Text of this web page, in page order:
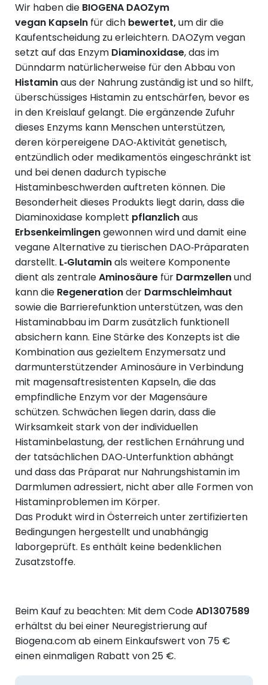
Wir haben die BIOGENA DAOZym
vegan Kapseln für dich bewertet,um dir die
Kaufentscheidung zu erleichtern. DAOZym vegan
setzt auf das Enzym Diaminoxidase, das im
Dünndarm natürlicherweise für den Abbau von
Histaminaus der Nahrung zuständig ist und so hilft,
überschüssiges Histamin zu entschärfen, bevor es
in den Kreislauf gelangt. Die ergänzende Zufuhr
dieses Enzyms kann Menschen unterstützen,
deren körpereigene DAO‑Aktivität genetisch,
entzündlich oder medikamentös eingeschränkt ist
und bei denen dadurch typische
Histaminbeschwerden auftreten können. Die
Besonderheit dieses Produkts liegt darin, dass die
Diaminoxidase komplett pflanzlichaus
Erbsenkeimlingengewonnen wird und damit eine
vegane Alternative zu tierischen DAO‑Präparaten
darstellt. L‑Glutaminals weitere Komponente
dient als zentraleAminosäure für Darmzellenund
kann die Regenerationder Darmschleimhaut
sowie die Barrierefunktion unterstützen, was den
Histaminabbau im Darm zusätzlich funktionell
absichern kann. Eine Stärke des Konzepts ist die
Kombination aus gezieltem Enzymersatz und
darmunterstützender Aminosäure in Verbindung
mit magensaftresistenten Kapseln, die das
empfindliche Enzym vor der Magensäure
schützen. Schwächen liegen darin, dass die
Wirksamkeit stark von der individuellen
Histaminbelastung, der restlichen Ernährung und
der tatsächlichen DAO‑Unterfunktion abhängt
und dass das Präparat nur Nahrungshistamin im
Darmlumen adressiert, nicht aber alle Formen von
Histaminproblemen im Körper.
Das Produkt wird in Österreich unter zertifizierten
Bedingungen hergestellt und unabhängig
laborgeprüft. Es enthält keine bedenklichen
Zusatzstoffe.
Beim Kauf zu beachten: Mit dem CodeAD1307589
erhältst du bei einer Neuregistrierung auf
Biogena.com ab einem Einkaufswert von 75 €
einen einmaligen Rabatt von 25 €.